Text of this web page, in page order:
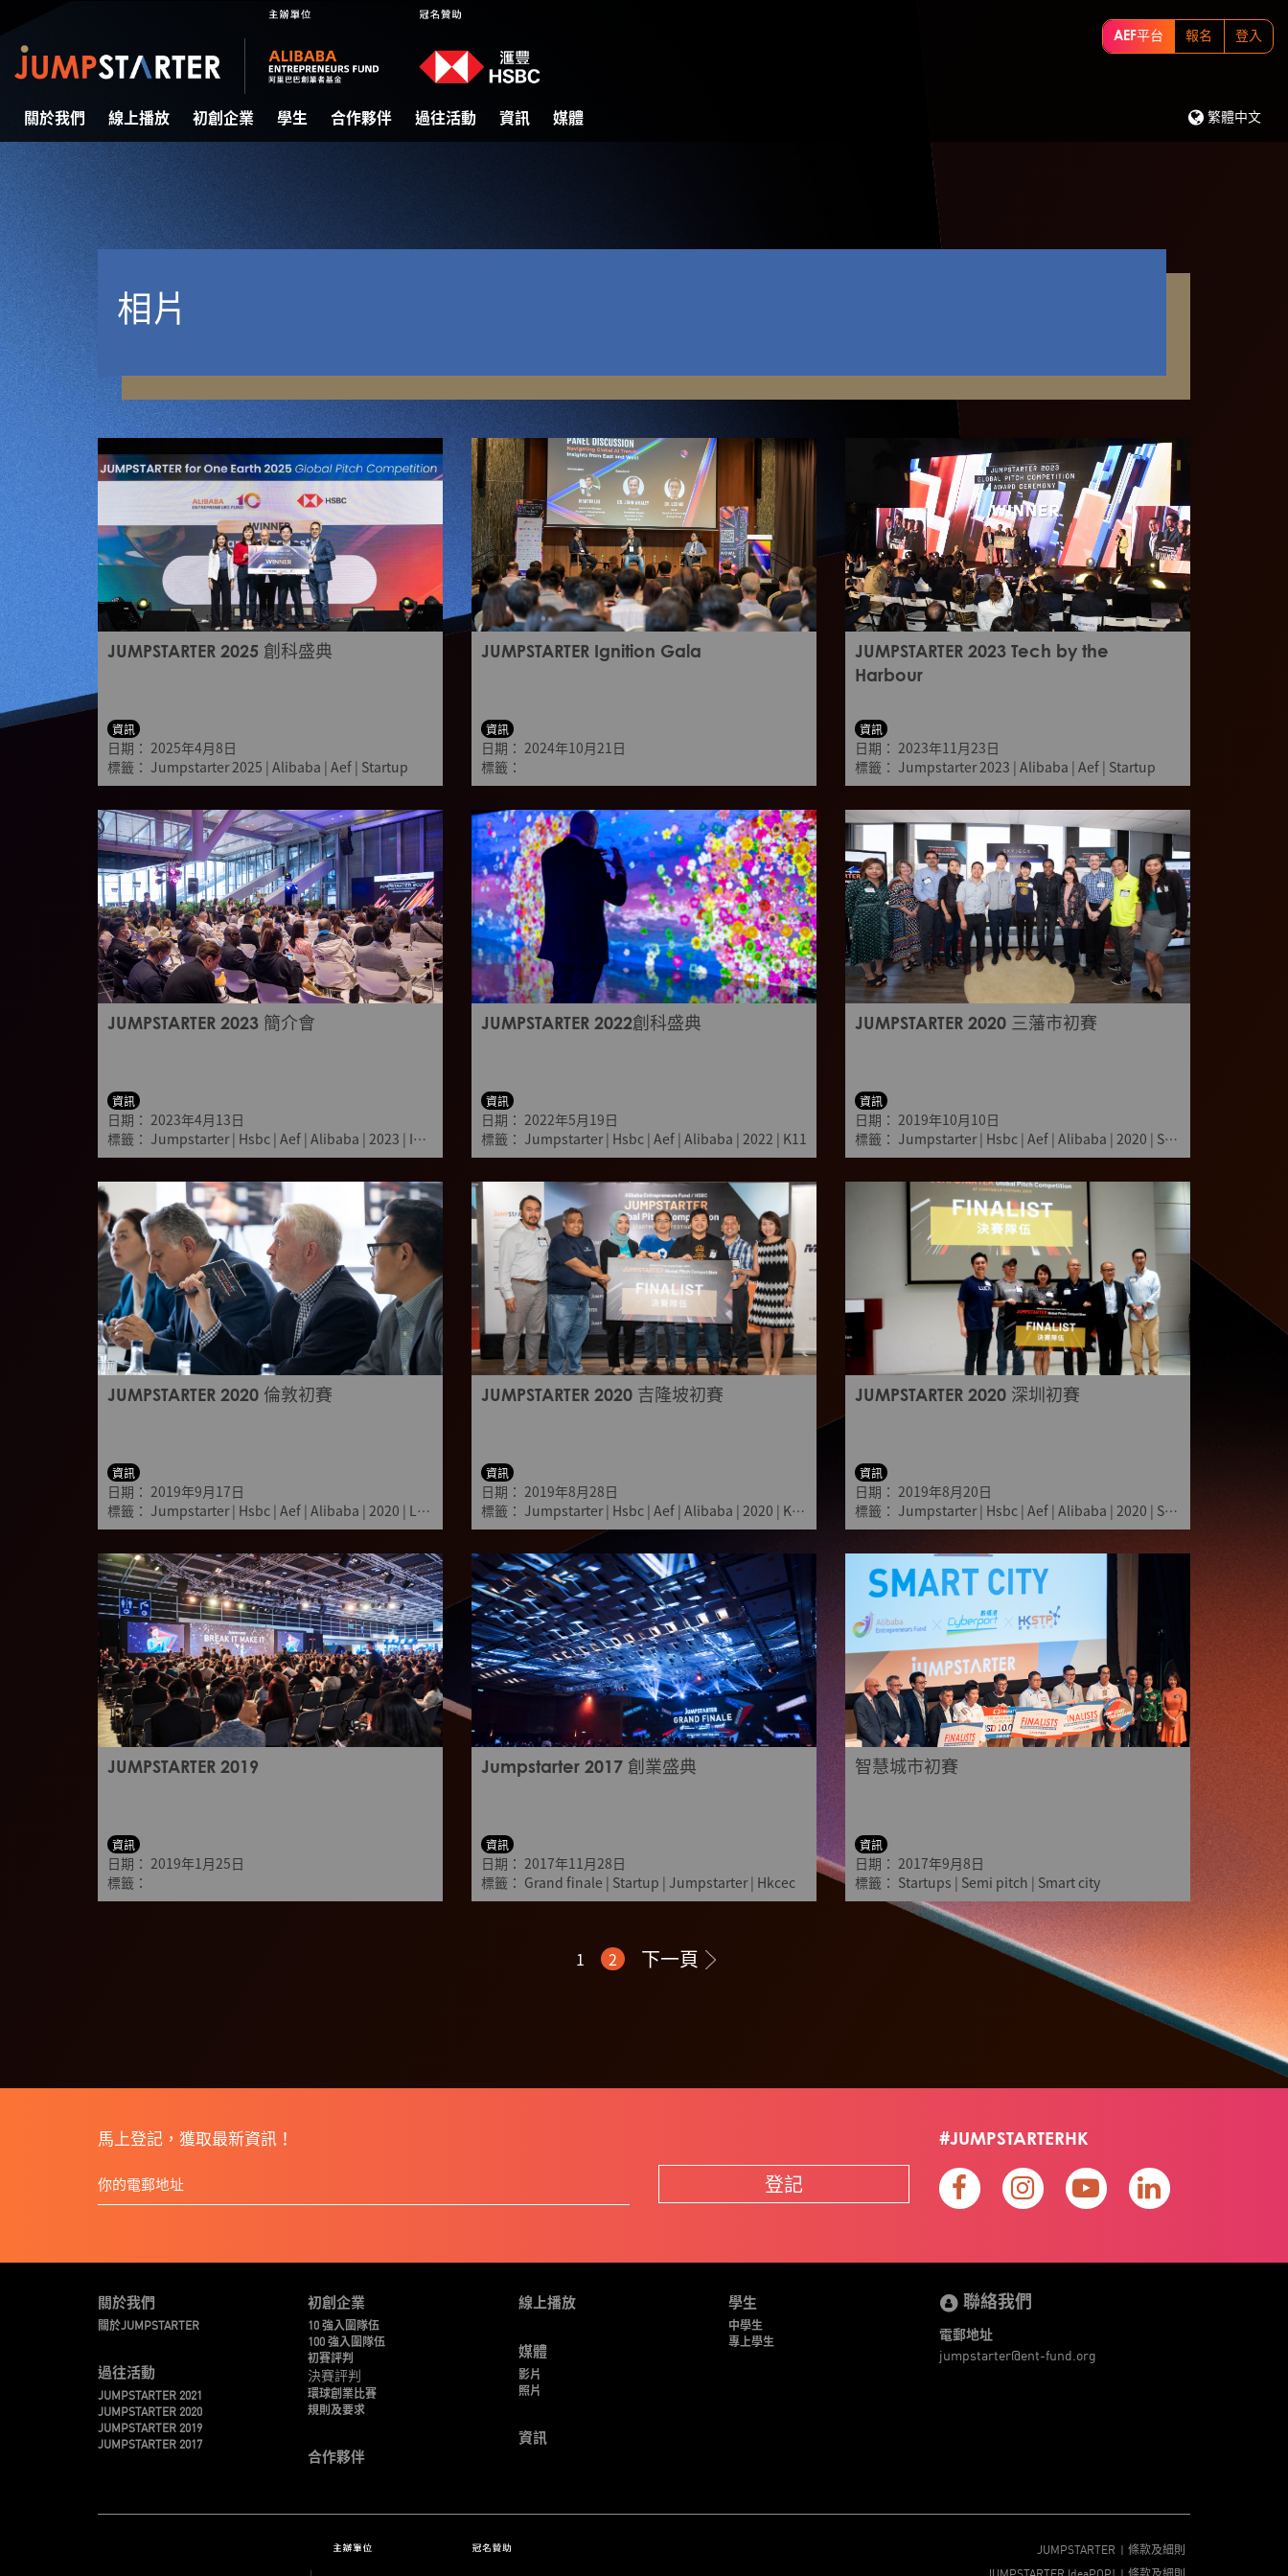
AEF平台 報名 登入
繁體中文
關於我們 線上播放 初創企業 學生 合作夥伴 過往活動 資訊 媒體
相片
JUMPSTARTER 2025 創科盛典
資訊
日期： 2025年4月8日
標籤： Jumpstarter 2025 | Alibaba | Aef | Startup
JUMPSTARTER Ignition Gala
資訊
日期： 2024年10月21日
標籤：
JUMPSTARTER 2023 Tech by the
Harbour
資訊
日期： 2023年11月23日
標籤： Jumpstarter 2023 | Alibaba | Aef | Startup
JUMPSTARTER 2023 簡介會
資訊
日期： 2023年4月13日
標籤： Jumpstarter| Hsbc | Aef | Alibaba | 2023 | Information session |Shenzhen |Guangzhou|Hongkong| Singapore Vietnam|Zhuhai
JUMPSTARTER 2022創科盛典
資訊
日期： 2022年5月19日
標籤： Jumpstarter| Hsbc | Aef | Alibaba | 2022 | K11
JUMPSTARTER 2020 三藩市初賽
資訊
日期： 2019年10月10日
標籤： Jumpstarter| Hsbc | Aef | Alibaba | 2020 | Sanfrancisco
JUMPSTARTER 2020 倫敦初賽
資訊
日期： 2019年9月17日
標籤： Jumpstarter| Hsbc | Aef | Alibaba | 2020 | London
JUMPSTARTER 2020 吉隆坡初賽
資訊
日期： 2019年8月28日
標籤： Jumpstarter| Hsbc | Aef | Alibaba | 2020 | Kuala lumpur
JUMPSTARTER 2020 深圳初賽
資訊
日期： 2019年8月20日
標籤： Jumpstarter| Hsbc | Aef | Alibaba | 2020 | Shenzhen
JUMPSTARTER 2019
資訊
日期： 2019年1月25日
標籤：
Jumpstarter 2017 創業盛典
資訊
日期： 2017年11月28日
標籤： Grand finale | Startup | Jumpstarter| Hkcec
智慧城市初賽
資訊
日期： 2017年9月8日
標籤： Startups | Semi pitch | Smart city
1 2 下一頁
馬上登記，獲取最新資訊！
登記
#JUMPSTARTERHK
關於我們
關於JUMPSTARTER
過往活動
JUMPSTARTER 2021
JUMPSTARTER 2020
JUMPSTARTER 2019
JUMPSTARTER 2017
初創企業
10 強入圍隊伍
100 強入圍隊伍
初賽評判
決賽評判
環球創業比賽
規則及要求
合作夥伴
線上播放
媒體
影片
照片
資訊
學生
中學生
專上學生
聯絡我們
電郵地址
jumpstarter@ent-fund.org
JUMPSTARTER
條款及細則
JUMPSTARTER IdeaPOP!
條款及細則